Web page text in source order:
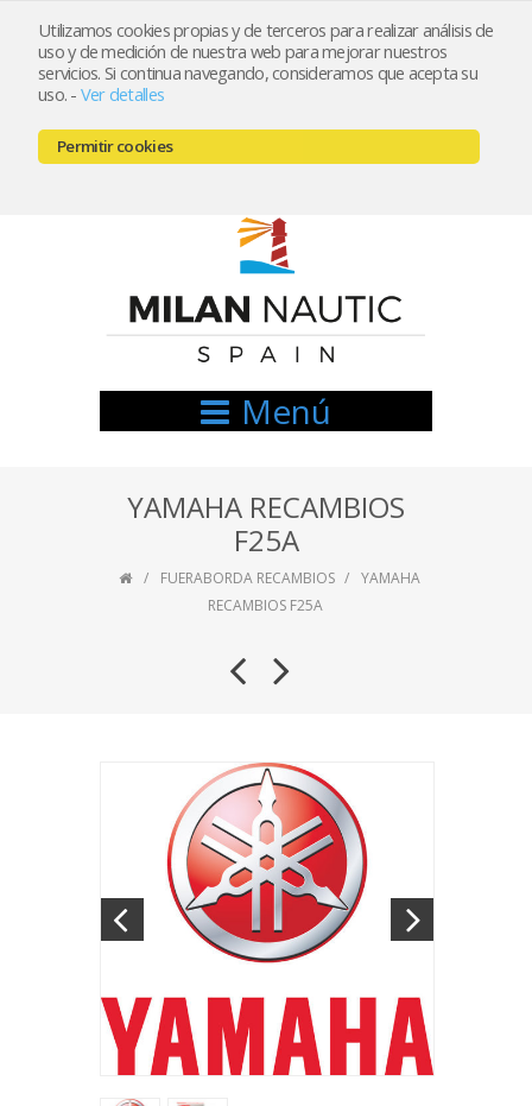
Utilizamos cookies propias y de terceros para realizar análisis de
uso y de medición de nuestra web para mejorar nuestros
servicios. Si continua navegando, consideramos que acepta su
uso. - Ver detalles
Permitir cookies
Registrarse Mi cuenta
666521122 // 654999333
Menú
YAMAHA RECAMBIOS
F25A
FUERABORDA RECAMBIOS
YAMAHA
RECAMBIOS F25A